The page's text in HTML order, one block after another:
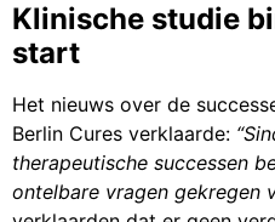
Klinische studie
start
Het nieuws over de
Berlin Cures verklaarde:
therapeutische successen
ontelbare vragen gekregen